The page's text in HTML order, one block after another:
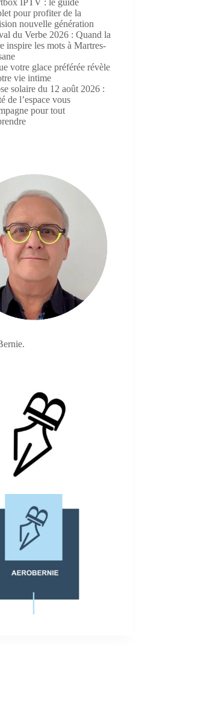
pour profiter de la
nouvelle génération
du Verbe 2026 : Quand la
inspire les mots à Martres-
votre glace préférée révèle
vie intime
solaire du 12 août 2026 :
de l’espace vous
pour tout